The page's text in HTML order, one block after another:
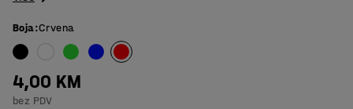
Boja:Crvena
4,00 KM
bez PDV